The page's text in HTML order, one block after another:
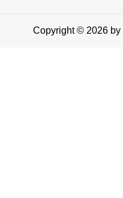
Copyright © 2026 by